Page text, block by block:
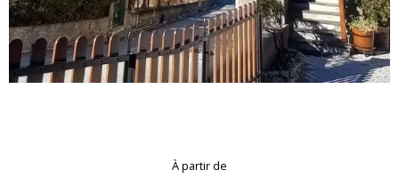
Ouverture et coordonnées
À partir de